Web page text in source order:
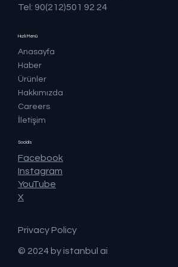
Hızlı Menü
Anasayfa
Haber
Ürünler
Hakkımızda
Careers
İletişim
Tel: 90(212)501 92 24
Socials
Facebook
Instagram
YouTube
X
© 2024 by istanbul ai
Privacy Policy